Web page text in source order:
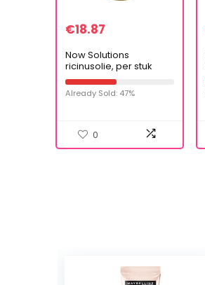
€18.87
Now Solutions
ricinusolie, per stuk
verpakt (1 x 473 ml)
Already Sold: 47%
0